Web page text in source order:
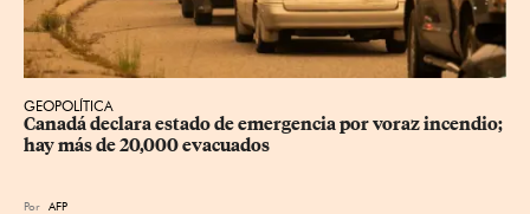
GEOPOLÍTICA
Canadá declara estado de emergencia por voraz incendio;
hay más de 20,000 evacuados
Por AFP